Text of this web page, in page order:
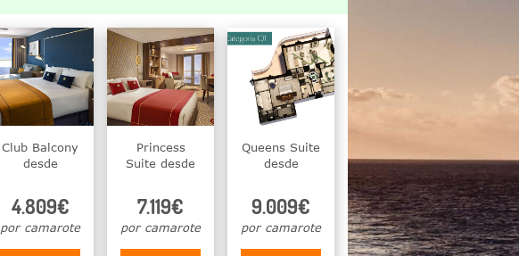
Club Balcony
desde
4.809€
por camarote
Princess
Suite desde
7.119€
por camarote
Queens Suite
desde
9.009€
por camarote